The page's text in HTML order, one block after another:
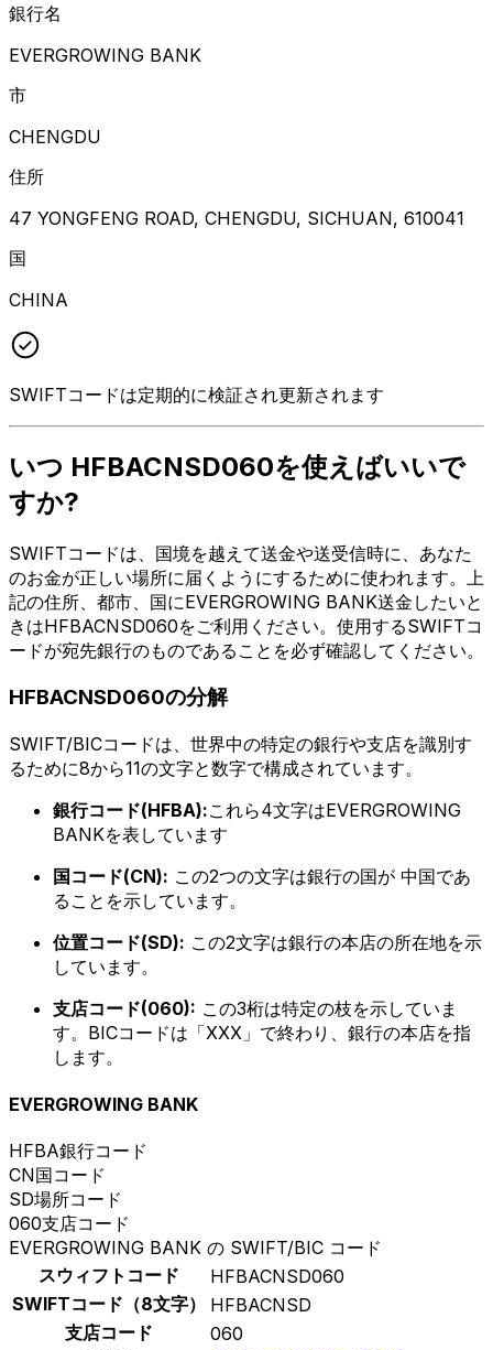
銀行名
EVERGROWING BANK
市
CHENGDU
住所
47 YONGFENG ROAD, CHENGDU, SICHUAN, 610041
国
CHINA
SWIFTコードは定期的に検証され更新されます
いつ HFBACNSD060を使えばいいで
すか?
SWIFTコードは、国境を越えて送金や送受信時に、あなた
のお金が正しい場所に届くようにするために使われます。上
記の住所、都市、国にEVERGROWING BANK送金したいと
きはHFBACNSD060をご利用ください。使用するSWIFTコ
ードが宛先銀行のものであることを必ず確認してください。
HFBACNSD060の分解
SWIFT/BICコードは、世界中の特定の銀行や支店を識別す
るために8から11の文字と数字で構成されています。
銀行コード(HFBA):これら4文字はEVERGROWING
BANKを表しています
国コード(CN): この2つの文字は銀行の国が 中国であ
ることを示しています。
位置コード(SD): この2文字は銀行の本店の所在地を示
しています。
支店コード(060): この3桁は特定の枝を示していま
す。BICコードは「XXX」で終わり、銀行の本店を指
します。
EVERGROWING BANK
HFBA銀行コード
CN国コード
SD場所コード
060支店コード
EVERGROWING BANK の SWIFT/BIC コード
スウィフトコード
HFBACNSD060
SWIFTコード（8文字）
HFBACNSD
支店コード
060